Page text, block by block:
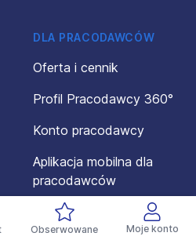
Obserwowane Moje konto
DLA PRACODAWCÓW
Oferta i cennik
Profil Pracodawcy 360°
Konto pracodawcy
Aplikacja mobilna dla
pracodawców
Regulamin dla
pracodawców